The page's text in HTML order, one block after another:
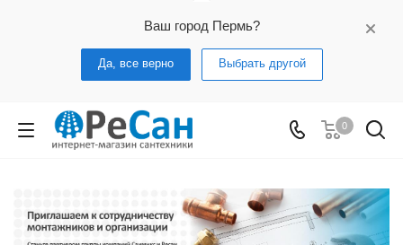
Ваш город Пермь?
Да, все верно Выбрать другой
0